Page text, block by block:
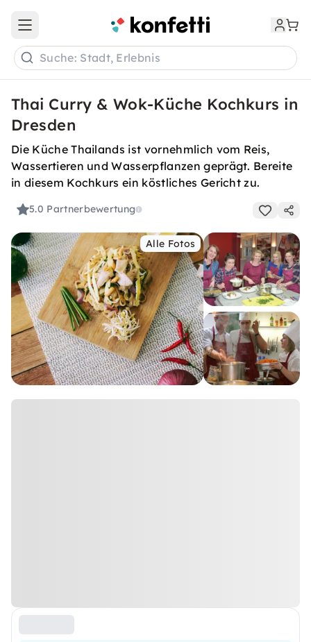
Open main menu
Suche: Stadt, Erlebnis
Thai Curry & Wok-Küche Kochkurs in
Dresden
Die Küche Thailands ist vornehmlich vom Reis,
Wassertieren und Wasserpflanzen geprägt. Bereite
in diesem Kochkurs ein köstliches Gericht zu.
5.0 Partnerbewertung
Alle Fotos